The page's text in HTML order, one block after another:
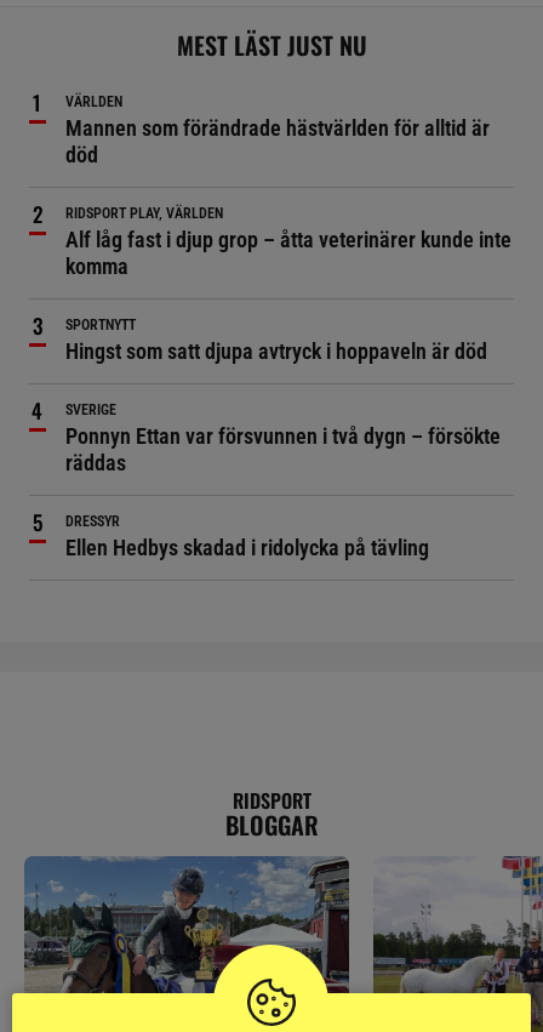
MEST LÄST JUST NU
VÄRLDEN
Mannen som förändrade hästvärlden för alltid är
död
RIDSPORT PLAY, VÄRLDEN
Alf låg fast i djup grop – åtta veterinärer kunde inte
komma
SPORTNYTT
Hingst som satt djupa avtryck i hoppaveln är död
SVERIGE
Ponnyn Ettan var försvunnen i två dygn – försökte
räddas
DRESSYR
Ellen Hedbys skadad i ridolycka på tävling
RIDSPORT
BLOGGAR